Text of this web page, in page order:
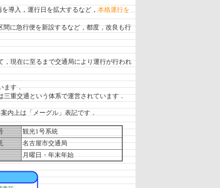
導入，運行日を拡大するなど， 本格運行を
に急行便を新設するなど，都度，改良も行
現在に至るまで交通局により運行が行われ
ます．
重交通という体系で運営されています．
内上は「メーグル」表記です．
観光1号系統
名古屋市交通局
月曜日・年末年始